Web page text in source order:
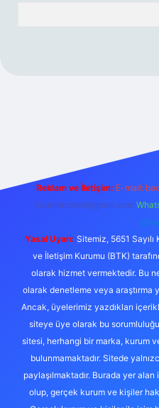
Reklam ve İletişim: E-mail:
forumhizmeti@gmail.com
Yasal Uyarı: Sitemiz, 5651
ve İletişim Kurumu (BTK)
olarak hizmet vermektedir. Bu
olarak denetleme veya araştırma
Ancak, üyelerimiz yazdıkları
siteye üye olarak bu
sitesi, herhangi bir marka, kurum
bulunmamaktadır. Sitede
paylaşılmaktadır. Burada yer
olup, gerçek kurum ve kişiler